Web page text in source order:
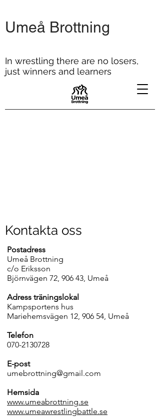
In wrestling there are no losers,
just winners and learners
Umeå Brottning
Kontakta oss
Postadress
Umeå Brottning
c/o Eriksson
Björnvägen 72, 906 43, Umeå
Adress träningslokal
Kampsportens hus
Mariehemsvägen 12, 906 54, Umeå
Telefon
070-2130728
E-post
umebrottning@gmail.com
Hemsida
www.umeabrottning.se
www.umeawrestlingbattle.se